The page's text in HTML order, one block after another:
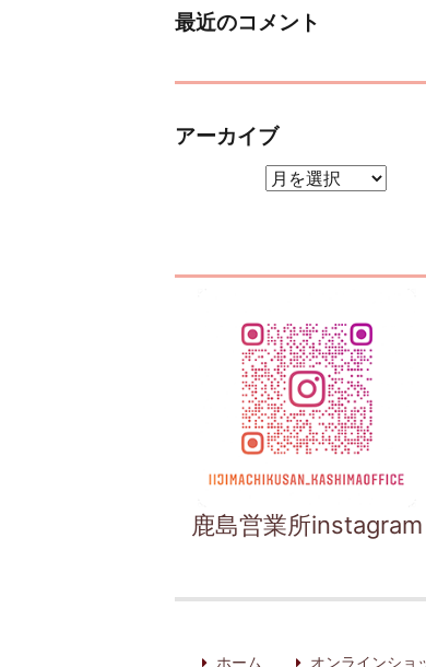
最近のコメント
アーカイブ
鹿島営業所instagram
ホーム オンラインショ